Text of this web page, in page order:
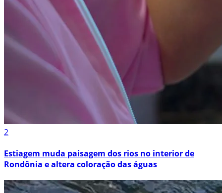
2
Estiagem muda paisagem dos rios no interior de
Rondônia e altera coloração das águas